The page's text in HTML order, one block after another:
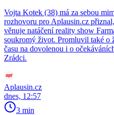
Vojta Kotek (38) má za sebou
rozhovoru pro Aplausin.cz
věnuje natáčení reality show
soukromý život. Promluvil také o
času na dovolenou i o
Zrádci.
Aplausin.cz
dnes, 12:57
3 min